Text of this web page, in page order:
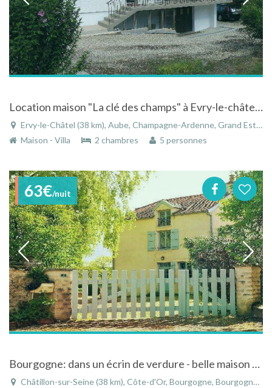
Location maison "La clé des champs" à Evry-le-châtel dans la campagne champenoise
Ervy-le-Châtel (38 km), Aube, Champagne-Ardenne, Grand Est, France
Maison - Villa
2 chambres 5 personnes
63€/nuit
Bourgogne: dans un écrin de verdure - belle maison de village restaurée- grand jardin clos - tennis
Châtillon-sur-Seine (38 km), Côte-d'Or, Bourgogne, Bourgogne-Franche-Comté, France